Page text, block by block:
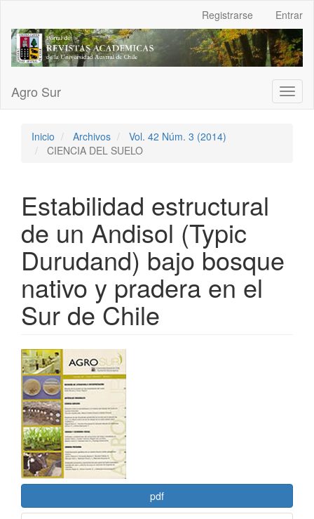
Contenido
principal
Barra
Registrarse Entrar
Agro Sur
Inicio Archivos
Vol. 42 Núm. 3 (2014)
CIENCIA DEL SUELO
Estabilidad estructural
de un Andisol (Typic
Durudand) bajo bosque
nativo y pradera en el
Sur de Chile
Barra
lateral
del
artículo
pdf